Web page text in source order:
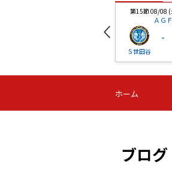
第15節 08/08
ＡＧＦ
Ｓ世田谷
-
-
第16節 09/05 (
ニッ
-
試合結果
ホーム
ブログ